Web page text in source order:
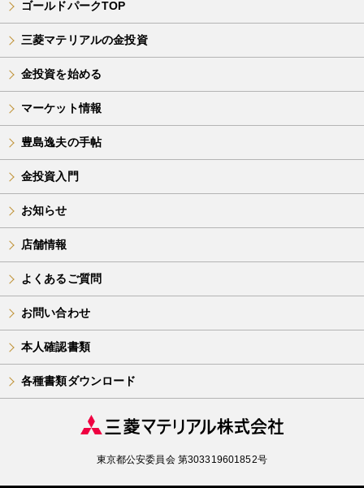
ゴールドパークTOP
三菱マテリアルの金投資
金投資を始める
マーケット情報
豊島逸夫の手帖
金投資入門
お知らせ
店舗情報
よくあるご質問
お問い合わせ
本人確認書類
各種書類ダウンロード
東京都公安委員会 第303319601852号